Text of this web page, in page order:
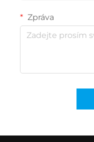
Zpráva